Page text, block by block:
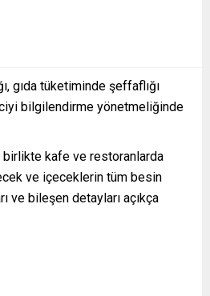
gıda tüketiminde şeffaflığı
bilgilendirme yönetmeliğinde
kafe ve restoranlarda
ve içeceklerin tüm besin
ve bileşen detayları açıkça